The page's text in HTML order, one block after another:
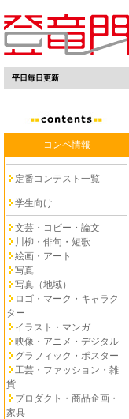
平日毎日更新
コンペ情報
定番コンテスト一覧
学生向け
文芸・コピー・論文
川柳・俳句・短歌
絵画・アート
写真
写真（地域）
ロゴ・マーク・キャラク
ター
イラスト・マンガ
映像・アニメ・デジタル
グラフィック・ポスター
工芸・ファッション・雑
貨
プロダクト・商品企画・
家具